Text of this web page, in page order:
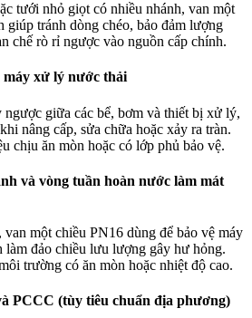
tưới nhỏ giọt có nhiều nhánh, van một
giúp tránh dòng chéo, bảo đảm lượng
chế rò rỉ ngược vào nguồn cấp chính.
máy xử lý nước thải
ngược giữa các bể, bơm và thiết bị xử lý,
nâng cấp, sửa chữa hoặc xảy ra tràn.
chịu ăn mòn hoặc có lớp phủ bảo vệ.
và vòng tuần hoàn nước làm mát
một chiều PN16 dùng để bảo vệ máy
làm đảo chiều lưu lượng gây hư hỏng.
trường có ăn mòn hoặc nhiệt độ cao.
PCCC (tùy tiêu chuẩn địa phương)